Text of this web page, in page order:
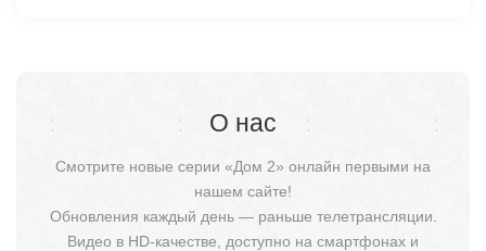
О нас
Смотрите новые серии «Дом 2» онлайн первыми на
нашем сайте!
Обновления каждый день — раньше телетрансляции.
Видео в HD-качестве, доступно на смартфонах и